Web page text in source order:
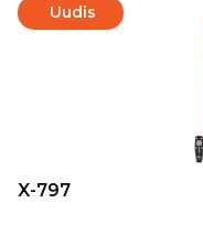
Uudis
X-797